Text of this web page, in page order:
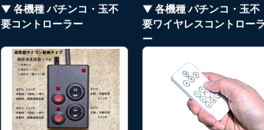
▼ 各機種 パチンコ・玉不
要コントローラー
▼ 各機種 パチンコ・玉不
要ワイヤレスコントローラ
ー